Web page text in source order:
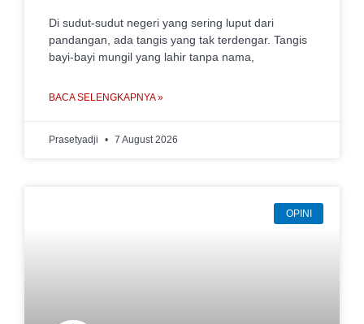
Di sudut-sudut negeri yang sering luput dari
pandangan, ada tangis yang tak terdengar. Tangis
bayi-bayi mungil yang lahir tanpa nama,
BACA SELENGKAPNYA »
Prasetyadji 7 August 2026
OPINI